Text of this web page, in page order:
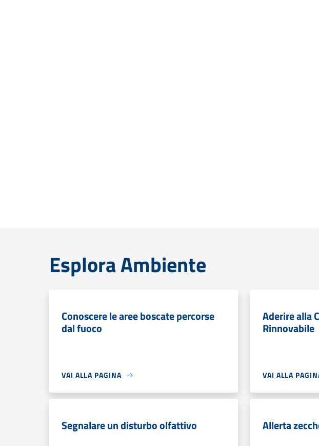
Esplora Ambiente
Conoscere le aree boscate percorse
dal fuoco
VAI ALLA PAGINA
Aderire alla
Rinnovabile
VAI ALLA
Segnalare un disturbo olfattivo Allerta